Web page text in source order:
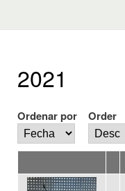
2021
Ordenar por Order